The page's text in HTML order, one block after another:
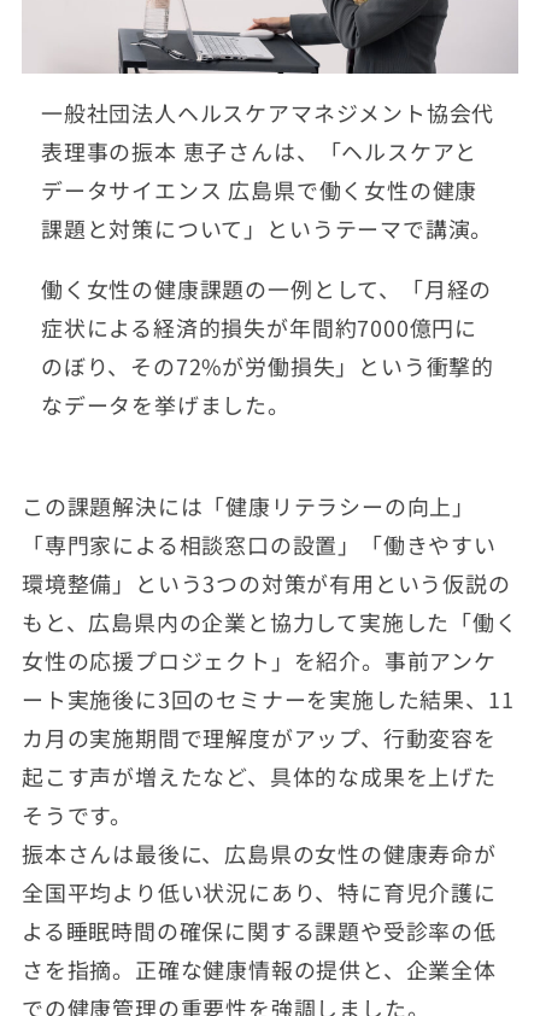
一般社団法人ヘルスケアマネジメント協会代
表理事の振本 恵子さんは、「ヘルスケアと
データサイエンス 広島県で働く女性の健康
課題と対策について」というテーマで講演。
働く女性の健康課題の一例として、「月経の
症状による経済的損失が年間約7000億円に
のぼり、その72%が労働損失」という衝撃的
なデータを挙げました。
この課題解決には「健康リテラシーの向上」
「専門家による相談窓口の設置」「働きやすい
環境整備」という3つの対策が有用という仮説の
もと、広島県内の企業と協力して実施した「働く
女性の応援プロジェクト」を紹介。事前アンケ
ート実施後に3回のセミナーを実施した結果、11
カ月の実施期間で理解度がアップ、行動変容を
起こす声が増えたなど、具体的な成果を上げた
そうです。
振本さんは最後に、広島県の女性の健康寿命が
全国平均より低い状況にあり、特に育児介護に
よる睡眠時間の確保に関する課題や受診率の低
さを指摘。正確な健康情報の提供と、企業全体
での健康管理の重要性を強調しました。